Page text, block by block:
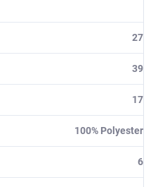
27
39
17
100% Polyester
6